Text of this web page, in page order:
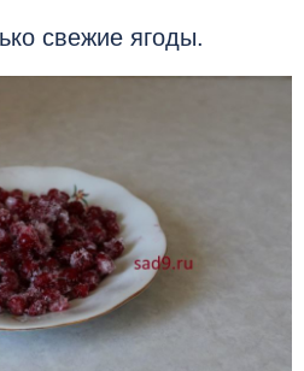
свежие ягоды.